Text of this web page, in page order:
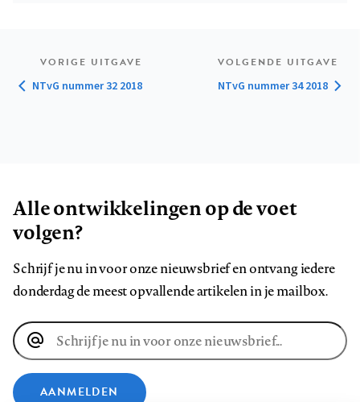
VORIGE UITGAVE
NTvG nummer 32 2018
VOLGENDE UITGAVE
NTvG nummer 34 2018
Alle ontwikkelingen op de voet
volgen?
Schrijf je nu in voor onze nieuwsbrief en ontvang iedere
donderdag de meest opvallende artikelen in je mailbox.
E-
mailadres
AANMELDEN